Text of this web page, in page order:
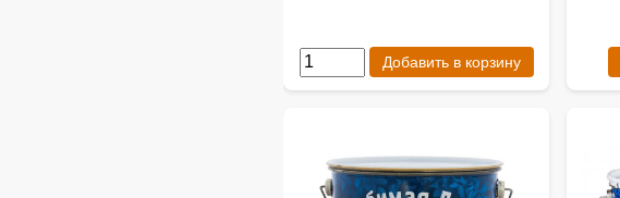
Добавить в корзину